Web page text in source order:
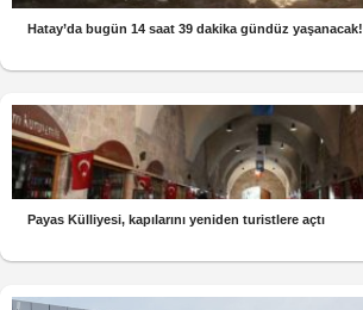
Hatay’da bugün 14 saat 39 dakika gündüz yaşanacak!
Payas Külliyesi, kapılarını yeniden turistlere açtı